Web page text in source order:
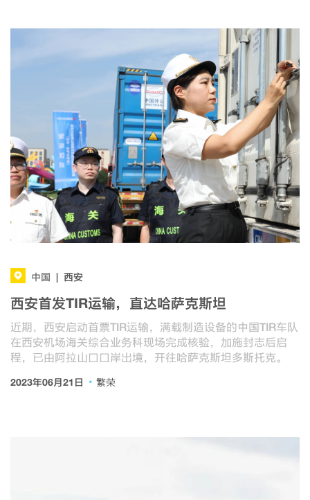
中国 西安
西安首发TIR运输，直达哈萨克斯坦
近期，西安启动首票TIR运输，满载制造设备的中国TIR车队
在西安机场海关综合业务科现场完成核验，加施封志后启
程，已由阿拉山口口岸出境，开往哈萨克斯坦多斯托克。
2023年06月21日 · 繁荣